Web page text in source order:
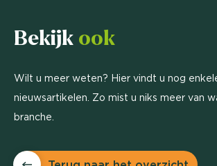
Bekijk ook
Wilt u meer weten? Hier vindt u nog
nieuwsartikelen. Zo mist u niks meer van
branche.